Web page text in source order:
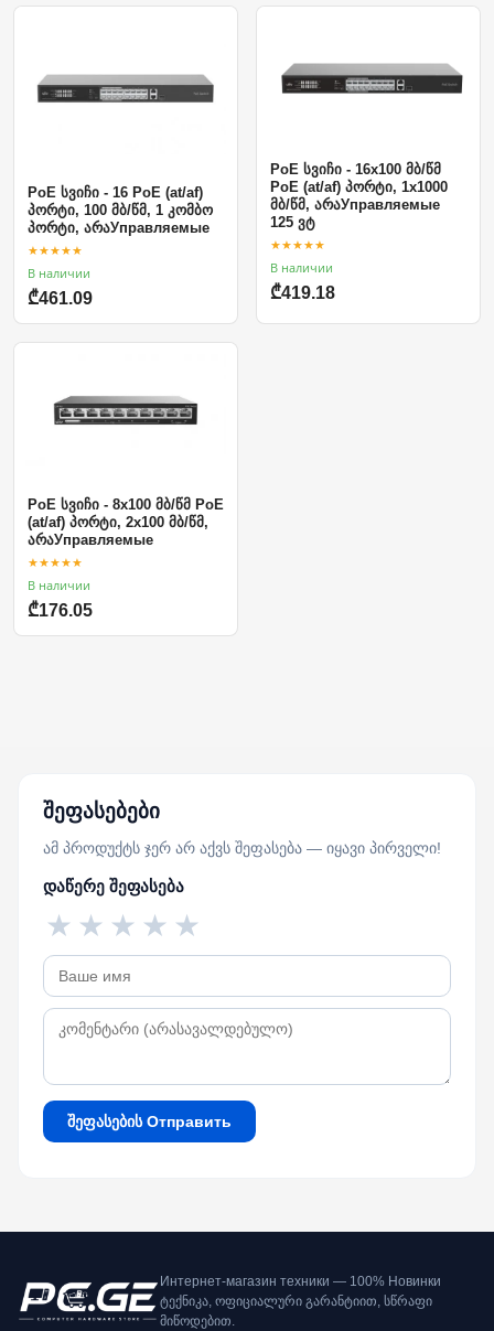
PoE სვიჩი - 16 PoE (at/af)
პორტი, 100 მბ/წმ, 1 კომბო
პორტი, არაУправляемые
★★★★★
В наличии
₾461.09
PoE სვიჩი - 16x100 მბ/წმ
PoE (at/af) პორტი, 1x1000
მბ/წმ, არაУправляемые
125 ვტ
★★★★★
В наличии
₾419.18
PoE სვიჩი - 8x100 მბ/წმ PoE
(at/af) პორტი, 2x100 მბ/წმ,
არაУправляемые
★★★★★
В наличии
₾176.05
შეფასებები
ამ პროდუქტს ჯერ არ აქვს შეფასება — იყავი პირველი!
დაწერე შეფასება
★
★
★
★
★
შეფასების Отправить
Интернет-магазин техники — 100% Новинки
ტექნიკა, ოფიციალური გარანტიით, სწრაფი
მიწოდებით.